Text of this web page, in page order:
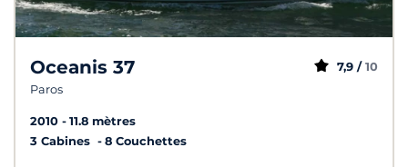
Oceanis 37
Paros
7,9 / 10
2010
11.8 mètres
3 Cabines
8 Couchettes